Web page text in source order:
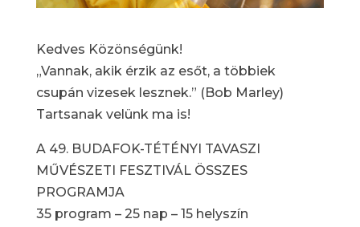
Kedves Közönségünk!
„Vannak, akik érzik az esőt, a többiek
csupán vizesek lesznek.” (Bob Marley)
Tartsanak velünk ma is!
A 49. BUDAFOK-TÉTÉNYI TAVASZI
MŰVÉSZETI FESZTIVÁL ÖSSZES
PROGRAMJA
35 program – 25 nap – 15 helyszín